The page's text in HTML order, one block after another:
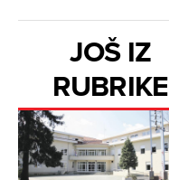
JOŠ IZ
RUBRIKE